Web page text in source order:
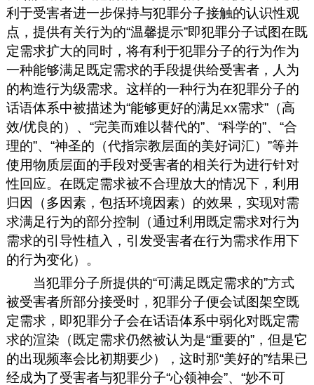
利于受害者进一步保持与犯罪分子接触的认识性观
点，提供有关行为的“温馨提示”即犯罪分子试图在既
定需求扩大的同时，将有利于犯罪分子的行为作为
一种能够满足既定需求的手段提供给受害者，人为
的构造行为级需求。这样的一种行为在犯罪分子的
话语体系中被描述为“能够更好的满足xx需求”（高
效/优良的）、“完美而难以替代的”、“科学的”、“合
理的”、“神圣的（代指宗教层面的美好词汇）”等并
使用物质层面的手段对受害者的相关行为进行针对
性回应。在既定需求被不合理放大的情况下，利用
归因（多因素，包括环境因素）的效果，实现对需
求满足行为的部分控制（通过利用既定需求对行为
需求的引导性植入，引发受害者在行为需求作用下
的行为变化）。
当犯罪分子所提供的“可满足既定需求的”方式
被受害者所部分接受时，犯罪分子便会试图架空既
定需求，即犯罪分子会在话语体系中弱化对既定需
求的渲染（既定需求仍然被认为是“重要的”，但是它
的出现频率会比初期要少），这时那“美好的”结果已
经成为了受害者与犯罪分子“心领神会”、“妙不可